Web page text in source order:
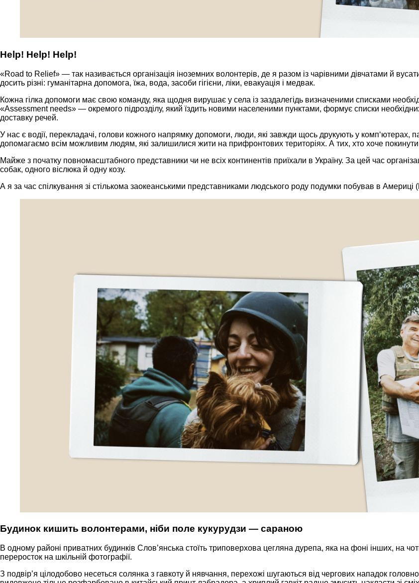
Help! Help! Help!
«Road to Relief» — так називається організація іноземних волонтерів, де я разом із чарівними дівчатами й
досить різні: гуманітарна допомога, їжа, вода, засоби гігієни, ліки, евакуація і медвак.
Кожна гілка допомоги має свою команду, яка щодня вирушає у села із заздалегідь визначеними списками
«Assessment needs» — окремого підрозділу, який їздить новими населеними пунктами, формує списки
доставку речей.
У нас є водії, перекладачі, голови кожного напрямку допомоги, люди, які завжди щось друкують у комп‘ютерах,
допомагаємо всім можливим людям, які залишилися жити на прифронтових територіях. А тих, хто хоче
Майже з початку повномасштабного представники чи не всіх континентів приїхали в Україну. За цей час
собак, одного віслюка й одну козу.
А я за час спілкування зі стількома заокеанськими представниками людського роду подумки побував в Америці
Будинок кишить волонтерами, ніби поле кукурудзи — сараною
В одному районі приватних будинків Слов’янська стоїть триповерхова цегляна дурепа, яка на фоні інших, на
переросток на шкільній фотографії.
З подвір’я цілодобово несеться солянка з гавкоту й нявчання, перехожі шугаються від чергових нападок